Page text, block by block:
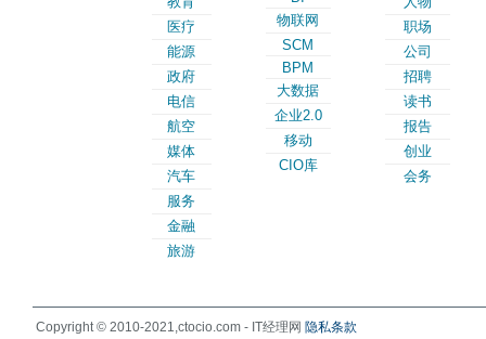
医疗
能源
政府
电信
航空
媒体
汽车
服务
金融
旅游
物联网
SCM
BPM
大数据
企业2.0
移动
CIO库
职场
公司
招聘
读书
报告
创业
会务
Copyright © 2010-2021,ctocio.com - IT经理网 隐私条款